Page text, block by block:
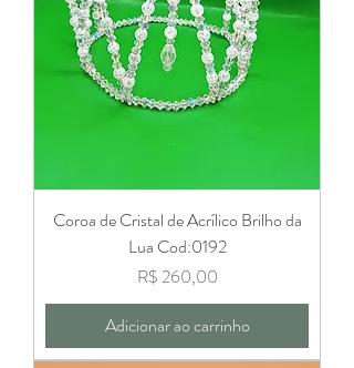
Coroa de Cristal de Acrílico Brilho da
Lua Cod:0192
Preço
R$ 260,00
Adicionar ao carrinho